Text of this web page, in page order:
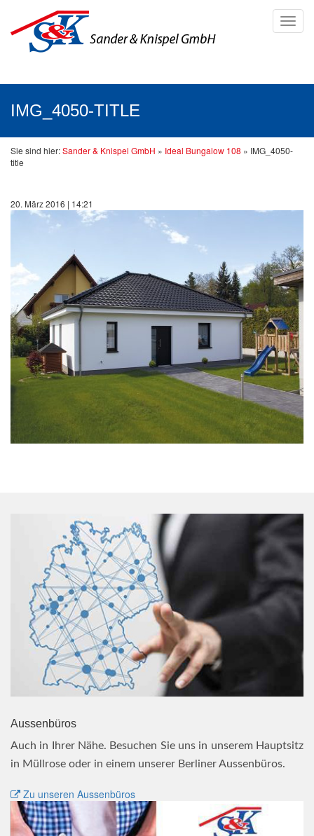
IMG_4050-TITLE
Sie sind hier:Sander & Knispel GmbH » Ideal Bungalow 108 » IMG_4050-
title
20. März 2016 | 14:21
Aussenbüros
Auch in Ihrer Nähe. Besuchen Sie uns in unserem Hauptsitz
in Müllrose oder in einem unserer Berliner Aussenbüros.
Zu unseren Aussenbüros